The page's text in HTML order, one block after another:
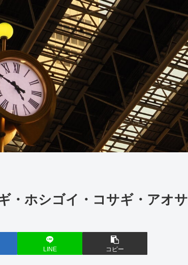
・ホシゴイ・コサギ・アオサ
LINE コピー